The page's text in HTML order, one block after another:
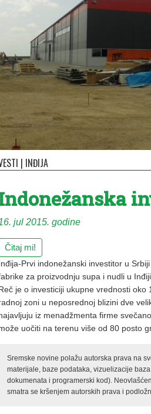
| INĐIJA
jul 2015. godine
Čitaj mi!
Prvi indonežanski investitor u
za proizvodnju supa i nudli u
je o investiciji ukupne vrednosti
zoni u neposrednoj blizini dve
iz menadžmenta firme
uočiti na terenu više od 80 posto
Sremske novine polažu autorska prava na
materijale, baze podataka, vizuelizacije
dokumenata i programerski kod).
smatra se kršenjem autorskih prava i